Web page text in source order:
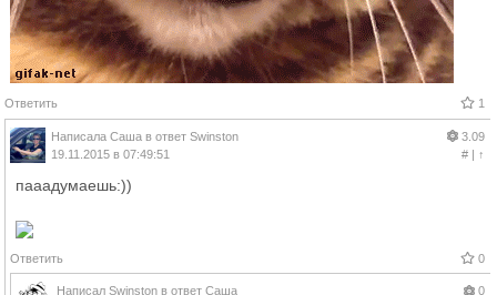
Ответить 1
Написала Саша в ответ Swinston
19.11.2015 в 07:49:51
3.09
#| ↑
пааадумаешь:))
Ответить 0
Написал Swinston в ответ Саша
0